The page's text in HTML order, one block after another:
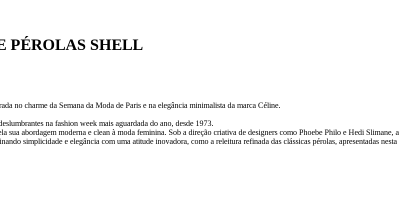
PÉROLAS SHELL
no charme da Semana da Moda de Paris e na elegância minimalista da marca Céline.
na fashion week mais aguardada do ano, desde 1973.
sua abordagem moderna e clean à moda feminina. Sob a direção criativa de designers como Phoebe Philo e Hedi Slimane, a
simplicidade e elegância com uma atitude inovadora, como a releitura refinada das clássicas pérolas, apresentadas nesta